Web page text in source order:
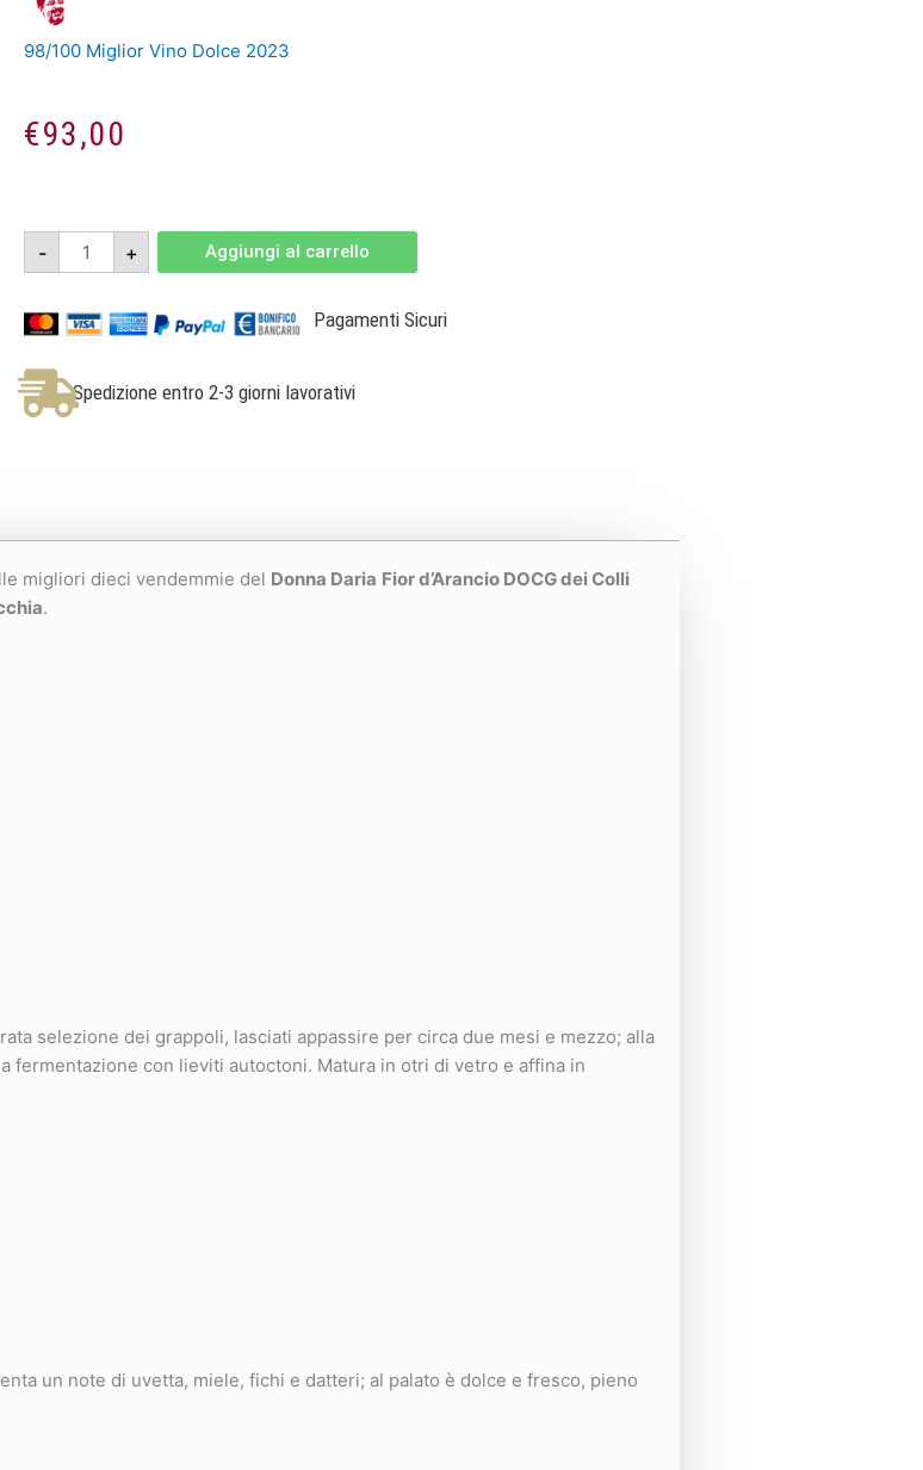
98/100 Miglior Vino Dolce 2023
€93,00
-
Cuore
Donna
0,375L
-
La
Montecchia
+ Aggiungi al carrello
Pagamenti Sicuri
Spedizione entro 2-3 giorni lavorativi
migliori dieci vendemmie del Donna Daria Fior d’Arancio DOCG dei Colli
.
selezione dei grappoli, lasciati appassire per circa due mesi e mezzo; alla
con lieviti autoctoni. Matura in otri di vetro e affina in
un note di uvetta, miele, fichi e datteri; al palato è dolce e fresco, pieno